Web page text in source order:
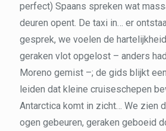
perfect) Spaans spreken wat
deuren opent. De taxi in… er
gesprek, we voelen de
geraken vlot opgelost – anders
Moreno gemist –; de gids blijkt
leiden dat kleine cruiseschepen
Antarctica komt in zicht… We zien
ogen gebeuren, geraken geboeid